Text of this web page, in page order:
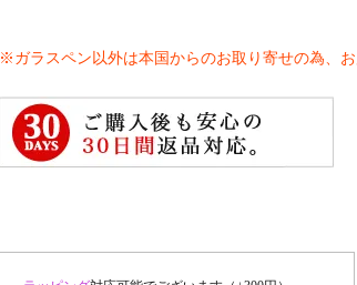
※ガラスペン以外は本国からのお取り寄せの為、